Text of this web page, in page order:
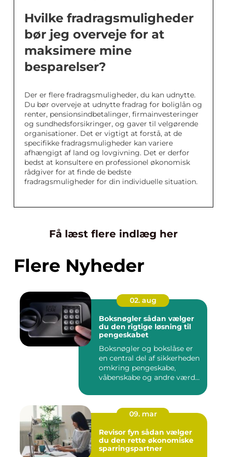
Hvilke fradragsmuligheder
bør jeg overveje for at
maksimere mine
besparelser?
Der er flere fradragsmuligheder, du kan udnytte.
Du bør overveje at udnytte fradrag for boliglån og
renter, pensionsindbetalinger, firmainvesteringer
og sundhedsforsikringer, og gaver til velgørende
organisationer. Det er vigtigt at forstå, at de
specifikke fradragsmuligheder kan variere
afhængigt af land og lovgivning. Det er derfor
bedst at konsultere en professionel økonomisk
rådgiver for at finde de bedste
fradragsmuligheder for din individuelle situation.
Få læst flere indlæg her
Flere Nyheder
02. aug
Boksnøgler sådan vælger
du den rigtige løsning til
pengeskabet
Boksnøgler og bokslåse er
en central del af sikkerheden
omkring pengeskabe,
våbenskabe og andre værd...
09. mar
Revisor fyn sådan vælger
du den rette økonomiske
sparringspartner